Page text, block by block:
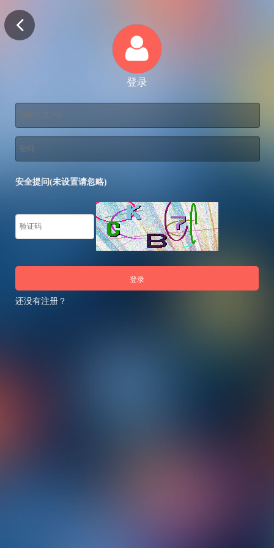
登录
安全提问(未设置请忽略)
登录
还没有注册？